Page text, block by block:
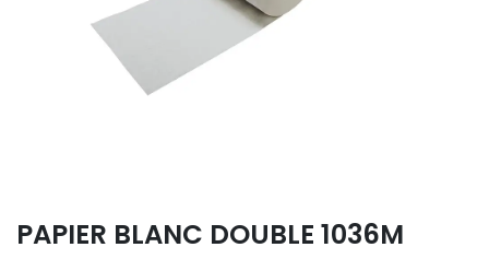
PAPIER BLANC DOUBLE 1036M